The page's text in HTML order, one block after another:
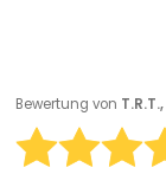
Bewertung von T.R.T.,